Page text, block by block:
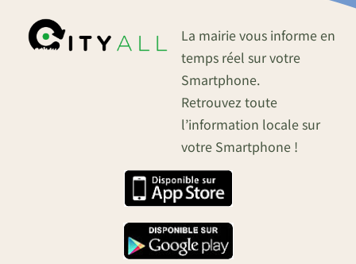
La mairie vous informe en
temps réel sur votre
Smartphone.
Retrouvez toute
l’information locale sur
votre Smartphone !